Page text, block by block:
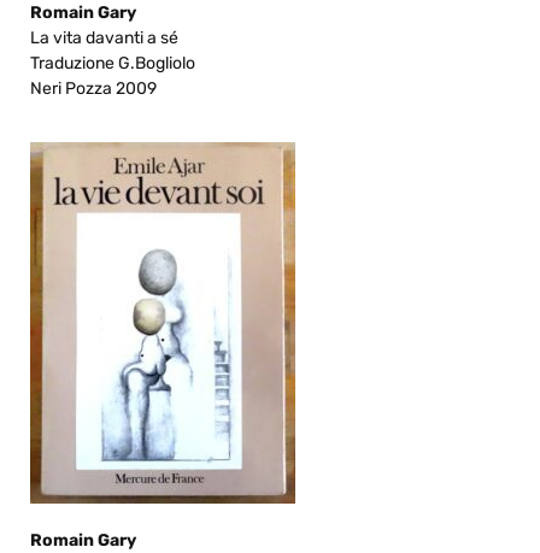
Romain Gary
La vita davanti a sé
Traduzione G.Bogliolo
Neri Pozza 2009
Romain Gary